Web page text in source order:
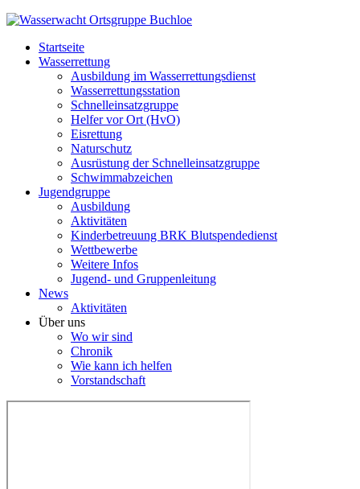
Startseite
Wasserrettung
Ausbildung im Wasserrettungsdienst
Wasserrettungsstation
Schnelleinsatzgruppe
Helfer vor Ort (HvO)
Eisrettung
Naturschutz
Ausrüstung der Schnelleinsatzgruppe
Schwimmabzeichen
Jugendgruppe
Ausbildung
Aktivitäten
Kinderbetreuung BRK Blutspendedienst
Wettbewerbe
Weitere Infos
Jugend- und Gruppenleitung
News
Aktivitäten
Über uns
Wo wir sind
Chronik
Wie kann ich helfen
Vorstandschaft